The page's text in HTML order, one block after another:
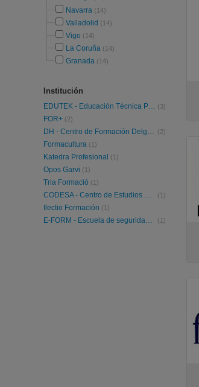
Navarra (14)
Valladolid (14)
Vigo (14)
La Coruña (14)
Granada (14)
Institución
EDUTEK - Educación Técnica Profesional (3)
FOR+ (2)
DH - Centro de Formación Delgado - Hernández (2)
Formacultura (1)
Katedra Profesional (1)
Opos Garvi (1)
Tria Formació (1)
CODESA - Centro de Estudios CODESA (1)
Ilectio Formación (1)
E-FORM - Escuela de seguridad y formaciones varias (1)